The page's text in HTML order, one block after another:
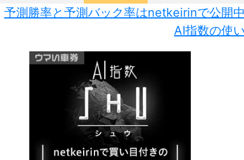
予測勝率と予測バック率はnetkeirinで公開
AI指数の使